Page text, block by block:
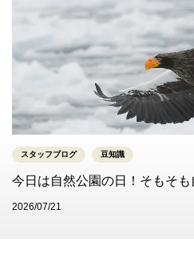
スタッフブログ 豆知識
今日は自然公園の日！そもそも
2026/07/21